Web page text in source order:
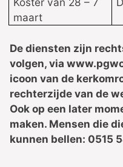
maart
De diensten zijn
volgen, via
icoon van de
rechterzijde van de
Ook op een later
maken. Mensen die
kunnen bellen: 0515